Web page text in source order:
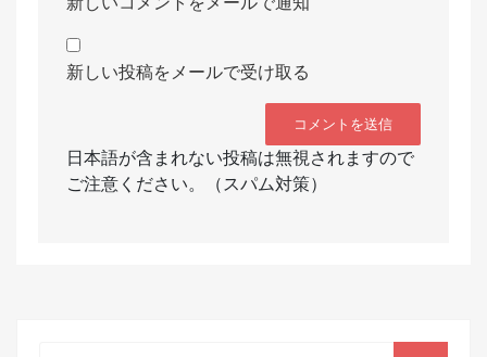
新しい投稿をメールで受け取る
日本語が含まれない投稿は無視されますので
ご注意ください。（スパム対策）